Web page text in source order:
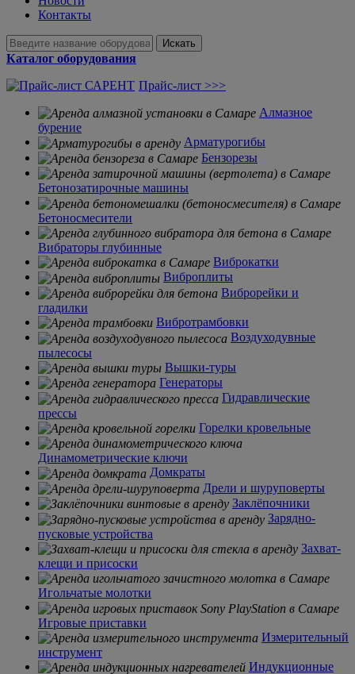
Контакты
Искать
Каталог оборудования
Прайс-лист >>>
Алмазное
бурение
Арматурогибы
Бензорезы
Бетонозатирочные машины
Бетоносмесители
Вибраторы глубинные
Виброкатки
Виброплиты
Виброрейки и
гладилки
Вибротрамбовки
Воздуходувные
пылесосы
Вышки-туры
Генераторы
Гидравлические
прессы
Горелки кровельные
Динамометрические ключи
Домкраты
Дрели и шуруповерты
Заклёпочники
Зарядно-
пусковые устройства
Захват-
клещи и присоски
Игольчатые молотки
Игровые приставки
Измерительный
инструмент
Индукционные